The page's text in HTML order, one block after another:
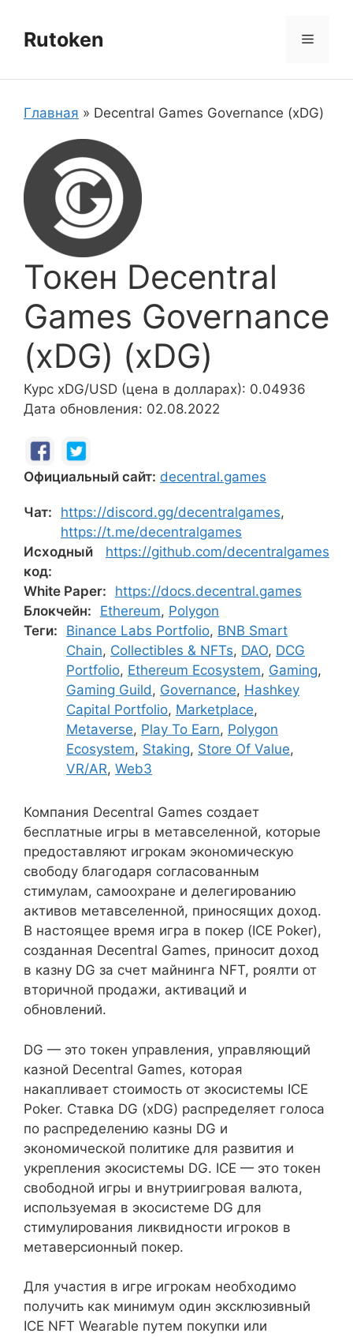
содержимому
Rutoken Меню
Главная » Decentral Games Governance (xDG)
Токен Decentral
Games Governance
(xDG) (xDG)
Курс xDG/USD (цена в долларах): 0.04936
Дата обновления: 02.08.2022
Официальный сайт: decentral.games
Чат: https://discord.gg/decentralgames,
https://t.me/decentralgames
Исходный
код:
https://github.com/decentralgames
White Paper:
https://docs.decentral.games
Блокчейн:
Ethereum, Polygon
Теги:
Binance Labs Portfolio, BNB Smart
Chain, Collectibles & NFTs, DAO, DCG
Portfolio, Ethereum Ecosystem, Gaming,
Gaming Guild, Governance, Hashkey
Capital Portfolio, Marketplace,
Metaverse, Play To Earn, Polygon
Ecosystem, Staking, Store Of Value,
VR/AR, Web3
Компания Decentral Games создает
бесплатные игры в метавселенной, которые
предоставляют игрокам экономическую
свободу благодаря согласованным
стимулам, самоохране и делегированию
активов метавселенной, приносящих доход.
В настоящее время игра в покер (ICE Poker),
созданная Decentral Games, приносит доход
в казну DG за счет майнинга NFT, роялти от
вторичной продажи, активаций и
обновлений.
DG — это токен управления, управляющий
казной Decentral Games, которая
накапливает стоимость от экосистемы ICE
Poker. Ставка DG (xDG) распределяет голоса
по распределению казны DG и
экономической политике для развития и
укрепления экосистемы DG. ICE — это токен
свободной игры и внутриигровая валюта,
используемая в экосистеме DG для
стимулирования ликвидности игроков в
метаверсионный покер.
Для участия в игре игрокам необходимо
получить как минимум один эксклюзивный
ICE NFT Wearable путем покупки или